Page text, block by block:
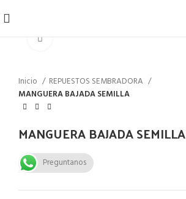
Inicio
REPUESTOS SEMBRADORA
MANGUERA BAJADA SEMILLA
MANGUERA BAJADA SEMILLA
Preguntanos